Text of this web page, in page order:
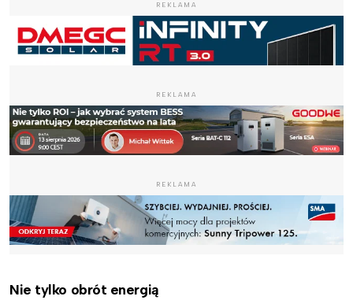
REKLAMA
REKLAMA
REKLAMA
Nie tylko obrót energią